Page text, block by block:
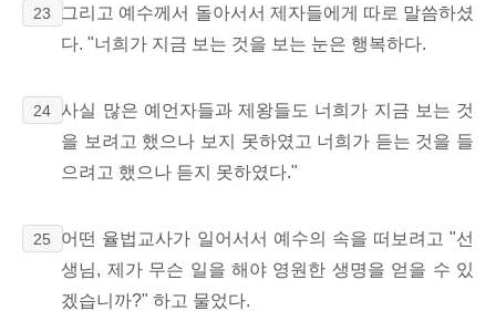
23
그리고 예수께서 돌아서서 제자들에게 따로 말씀하셨
다. "너희가 지금 보는 것을 보는 눈은 행복하다.
24
사실 많은 예언자들과 제왕들도 너희가 지금 보는 것
을 보려고 했으나 보지 못하였고 너희가 듣는 것을 들
으려고 했으나 듣지 못하였다."
25
어떤 율법교사가 일어서서 예수의 속을 떠보려고 "선
생님, 제가 무슨 일을 해야 영원한 생명을 얻을 수 있
겠습니까?" 하고 물었다.